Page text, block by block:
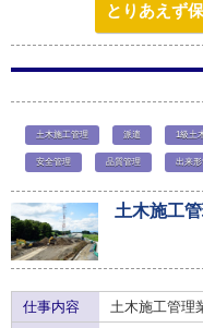
とりあえず
土木施工管理 派遣 1級土
安全管理 品質管理 出来
土木施工
仕事内容 土木施工管理